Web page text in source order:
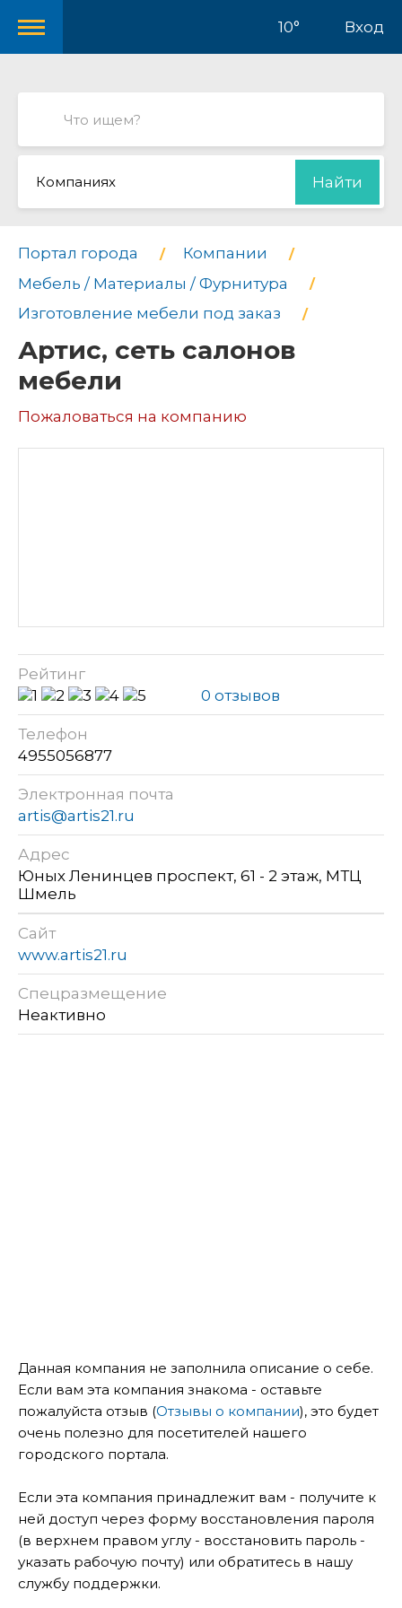
10° Вход
Компаниях Найти
Портал города
Компании
Мебель / Материалы / Фурнитура
Изготовление мебели под заказ
Артис, сеть салонов
мебели
Пожаловаться на компанию
Рейтинг
0 отзывов
Телефон
4955056877
Электронная почта
artis@artis21.ru
Адрес
Юных Ленинцев проспект, 61 - 2 этаж, МТЦ
Шмель
Сайт
www.artis21.ru
Спецразмещение
Неактивно
Данная компания не заполнила описание о себе.
Если вам эта компания знакома - оставьте
пожалуйста отзыв (Отзывы о компании), это будет
очень полезно для посетителей нашего
городского портала.
Если эта компания принадлежит вам - получите к
ней доступ через форму восстановления пароля
(в верхнем правом углу - восстановить пароль -
указать рабочую почту) или обратитесь в нашу
службу поддержки.